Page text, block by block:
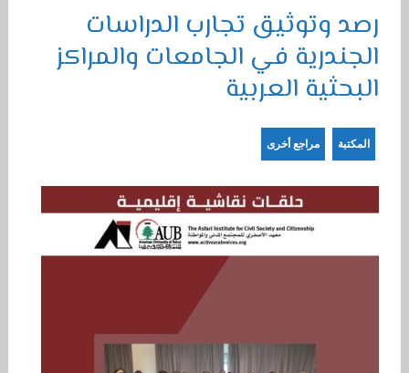
رصد وتوثيق تجارب الدراسات
الجندرية في الجامعات والمراكز
البحثية العربية
المكتبة مراجع أخرى